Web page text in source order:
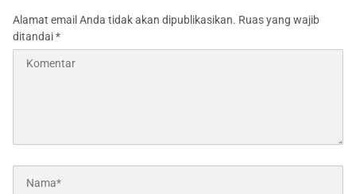
Alamat email Anda tidak akan dipublikasikan. Ruas yang wajib
ditandai*